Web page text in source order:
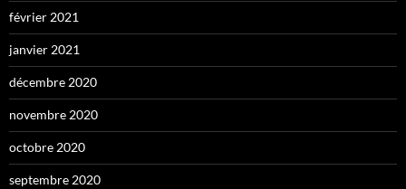
février 2021
janvier 2021
décembre 2020
novembre 2020
octobre 2020
septembre 2020